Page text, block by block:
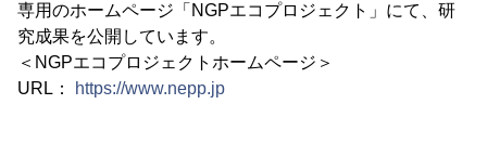
専用のホームページ「NGPエコプロジェクト」にて、研
究成果を公開しています。
＜NGPエコプロジェクトホームページ＞
URL：
https://www.nepp.jp